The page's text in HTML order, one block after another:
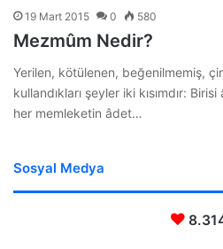
19 Mart 2015 0 580
Mezmûm Nedir?
Yerilen, kötülenen, beğenilmemiş,
kullandıkları şeyler iki kısımdır:
her memleketin âdet…
Sosyal Medya